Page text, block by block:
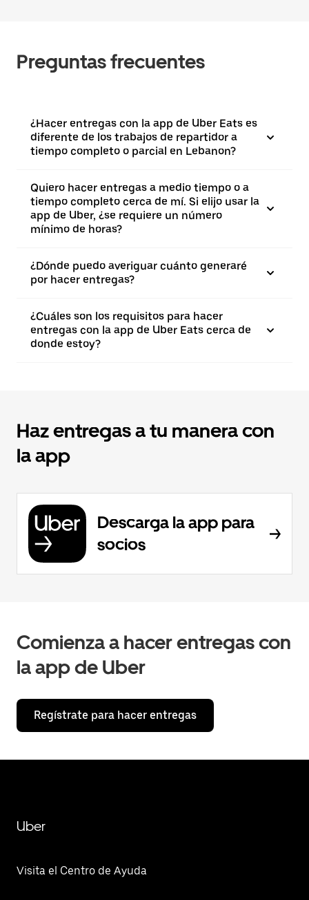
Preguntas frecuentes
¿Hacer entregas con la app de Uber Eats es
diferente de los trabajos de repartidor a
tiempo completo o parcial en Lebanon?
Quiero hacer entregas a medio tiempo o a
tiempo completo cerca de mí. Si elijo usar la
app de Uber, ¿se requiere un número
mínimo de horas?
¿Dónde puedo averiguar cuánto generaré
por hacer entregas?
¿Cuáles son los requisitos para hacer
entregas con la app de Uber Eats cerca de
donde estoy?
Haz entregas a tu manera con
la app
Descarga la app para
socios
Comienza a hacer entregas con
la app de Uber
Regístrate para hacer entregas
Uber
Visita el Centro de Ayuda